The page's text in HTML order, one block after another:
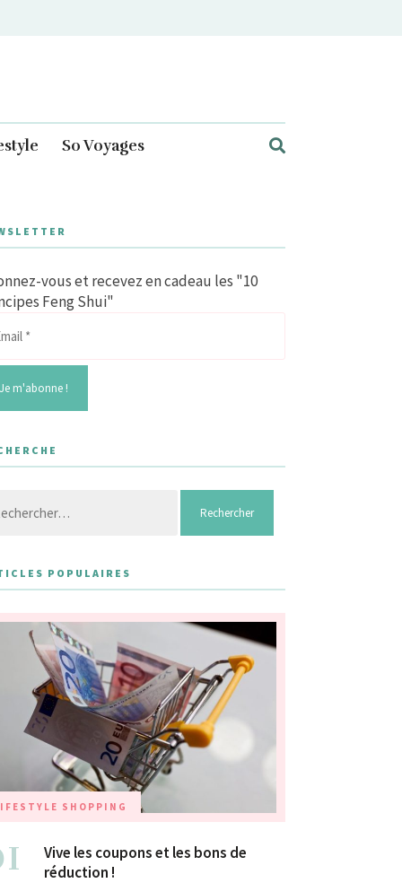
So Voyages
vous et recevez en cadeau les "10
Feng Shui"
POPULAIRES
SHOPPING
Vive les coupons et les bons de
réduction !